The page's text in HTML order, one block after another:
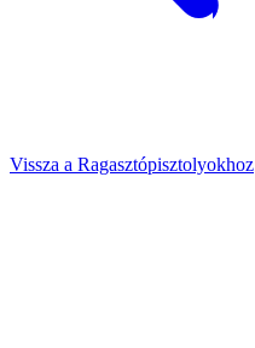
Vissza a Ragasztópisztolyokhoz